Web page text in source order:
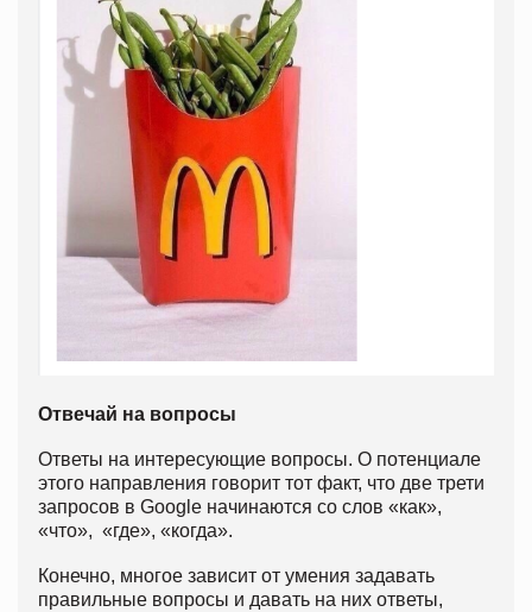
Отвечай на вопросы
Ответы на интересующие вопросы. О потенциале
этого направления говорит тот факт, что две трети
запросов в Google начинаются со слов «как»,
«что», «где», «когда».
Конечно, многое зависит от умения задавать
правильные вопросы и давать на них ответы,